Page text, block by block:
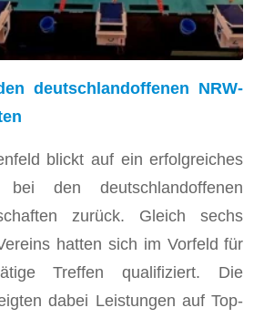
deutschlandoffenen NRW-
blickt auf ein erfolgreiches
bei den deutschlandoffenen
zurück. Gleich sechs
hatten sich im Vorfeld für
Treffen qualifiziert. Die
dabei Leistungen auf Top-